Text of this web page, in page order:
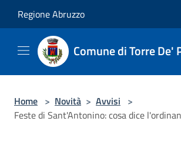
Regione Abruzzo
Comune di Torre De'
Home > Novità > Avvisi >
Feste di Sant'Antonino: cosa dice